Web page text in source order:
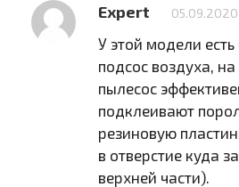
Expert 05.09.2020
У этой модели
подсос воздуха,
пылесос
подклеивают
резиновую
в отверстие куда
верхней части).